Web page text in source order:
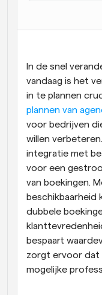
Automatiseer
Blog
Instant
Dynamische
Webhooks
In de snel
vandaag is het
in te plannen
plannen van
voor bedrijven
willen
integratie met
voor een
van boekingen.
beschikbaarheid
dubbele
bespaart
zorgt ervoor
mogelijke